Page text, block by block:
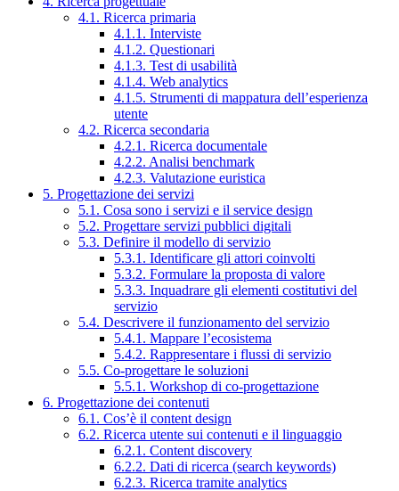
4.1. Ricerca primaria
4.1.1. Interviste
4.1.2. Questionari
4.1.3. Test di usabilità
4.1.4. Web analytics
4.1.5. Strumenti di mappatura dell’esperienza
utente
4.2. Ricerca secondaria
4.2.1. Ricerca documentale
4.2.2. Analisi benchmark
4.2.3. Valutazione euristica
5. Progettazione dei servizi
5.1. Cosa sono i servizi e il service design
5.2. Progettare servizi pubblici digitali
5.3. Definire il modello di servizio
5.3.1. Identificare gli attori coinvolti
5.3.2. Formulare la proposta di valore
5.3.3. Inquadrare gli elementi costitutivi del
servizio
5.4. Descrivere il funzionamento del servizio
5.4.1. Mappare l’ecosistema
5.4.2. Rappresentare i flussi di servizio
5.5. Co-progettare le soluzioni
5.5.1. Workshop di co-progettazione
6. Progettazione dei contenuti
6.1. Cos’è il content design
6.2. Ricerca utente sui contenuti e il linguaggio
6.2.1. Content discovery
6.2.2. Dati di ricerca (search keywords)
6.2.3. Ricerca tramite analytics